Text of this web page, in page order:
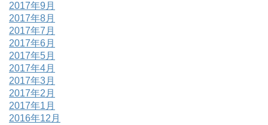
2017年9月
2017年8月
2017年7月
2017年6月
2017年5月
2017年4月
2017年3月
2017年2月
2017年1月
2016年12月